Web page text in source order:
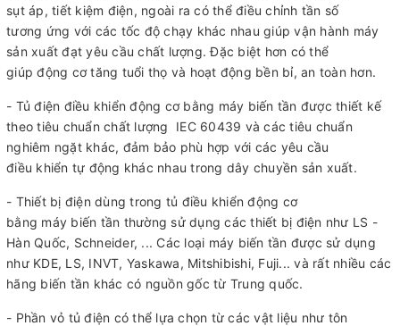
sụt áp, tiết kiệm điện, ngoài ra có thể điều chỉnh tần số
tương ứng với các tốc độ chạy khác nhau giúp vận hành máy
sản xuất đạt yêu cầu chất lượng. Đặc biệt hơn có thể
giúp động cơ tăng tuổi thọ và hoạt động bền bỉ, an toàn hơn.
- Tủ điện điều khiển động cơ bằng máy biến tần được thiết kế
theo tiêu chuẩn chất lượng IEC 60439 và các tiêu chuẩn
nghiêm ngặt khác, đảm bảo phù hợp với các yêu cầu
điều khiển tự động khác nhau trong dây chuyền sản xuất.
- Thiết bị điện dùng trong tủ điều khiển động cơ
bằng máy biến tần thường sử dụng các thiết bị điện như LS -
Hàn Quốc, Schneider, ... Các loại máy biến tần được sử dụng
như KDE, LS, INVT, Yaskawa, Mitshibishi, Fuji... và rất nhiều các
hãng biến tần khác có nguồn gốc từ Trung quốc.
- Phần vỏ tủ điện có thể lựa chọn từ các vật liệu như tôn